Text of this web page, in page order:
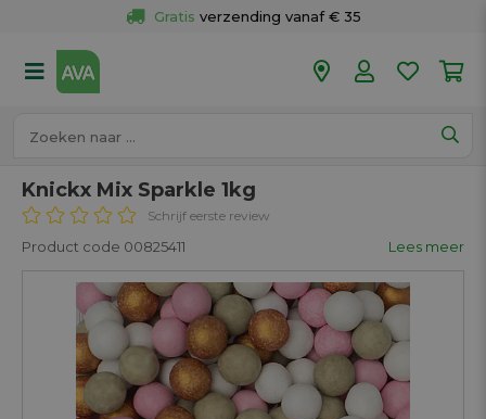
Gratis verzending vanaf € 35
50 winkels
Knickx Mix Sparkle 1kg
Schrijf eerste review
Product code 00825411 Lees meer